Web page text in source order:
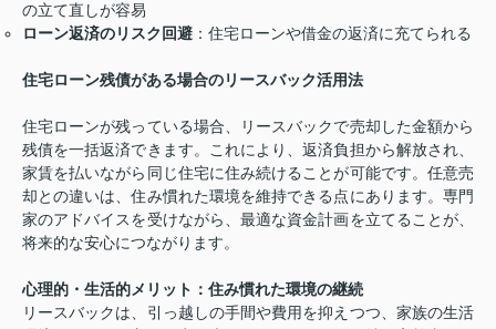
の立て直しが容易
ローン返済のリスク回避 ：住宅ローンや借金の返済に充てられる
住宅ローン残債がある場合のリースバック活用法
住宅ローンが残っている場合、リースバックで売却した金額から
残債を一括返済できます。これにより、返済負担から解放され、
家賃を払いながら同じ住宅に住み続けることが可能です。任意売
却との違いは、住み慣れた環境を維持できる点にあります。専門
家のアドバイスを受けながら、最適な資金計画を立てることが、
将来的な安心につながります。
心理的・生活的メリット：住み慣れた環境の継続
リースバックは、引っ越しの手間や費用を抑えつつ、家族の生活